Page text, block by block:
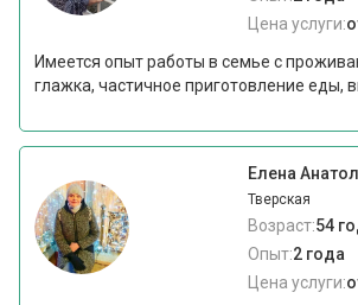
Цена услуги:
Имеется опыт работы в семье с
глажка, частичное приготовление еды,
Елена
Тверская
Возраст:54
Опыт:2 года
Цена услуги: